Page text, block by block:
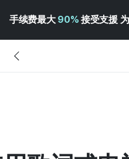
手续费最大 90% 接受支援